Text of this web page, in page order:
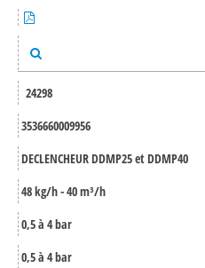
24298
3536660009956
DECLENCHEUR DDMP25 et DDMP40
48 kg/h - 40 m³/h
0,5 à 4 bar
0,5 à 4 bar